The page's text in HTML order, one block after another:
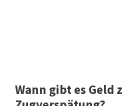
Wann gibt es Geld